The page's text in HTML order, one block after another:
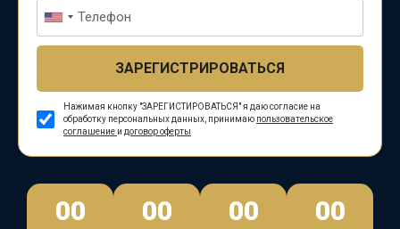
ЗАРЕГИСТРИРОВАТЬСЯ
Нажимая кнопку "ЗАРЕГИСТИРОВАТЬСЯ" я даю согласие на
обработку персональных данных, принимаю пользовательское
соглашение и договор оферты
00 00 00 00